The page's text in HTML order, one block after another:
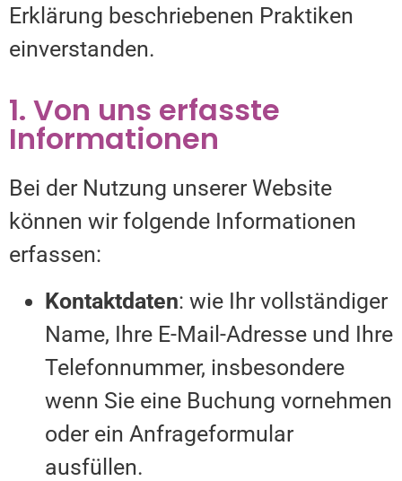
Erklärung beschriebenen Praktiken
einverstanden.
1. Von uns erfasste
Informationen
Bei der Nutzung unserer Website
können wir folgende Informationen
erfassen:
Kontaktdaten: wie Ihr vollständiger
Name, Ihre E-Mail-Adresse und Ihre
Telefonnummer, insbesondere
wenn Sie eine Buchung vornehmen
oder ein Anfrageformular
ausfüllen.